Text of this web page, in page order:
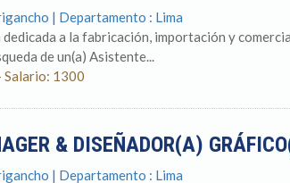
| Departamento : Lima
dedicada a la fabricación, importación y
de un(a) Asistente...
1300
& DISEÑADOR(A)
| Departamento : Lima